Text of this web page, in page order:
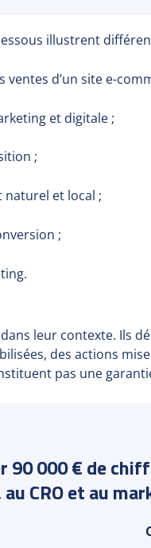
illustrent
d’un site e-
et digitale ;
;
et local ;
;
leur contexte. Ils
des actions
pas une
90 000 € de
CRO et au